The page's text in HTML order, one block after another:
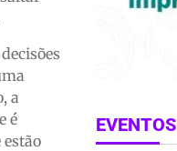
a
é
EVENTOS